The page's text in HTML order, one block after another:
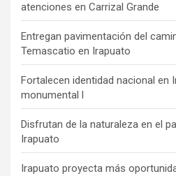
atenciones en Carrizal Grande
Entregan pavimentación del
Temascatio en Irapuato
Fortalecen identidad nacional en
monumental l
Disfrutan de la naturaleza en el
Irapuato
Irapuato proyecta más